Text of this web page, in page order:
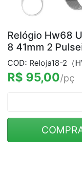
Relógio Hw68
8 41mm 2
COD: Reloja18-2（
R$ 95,00/pç